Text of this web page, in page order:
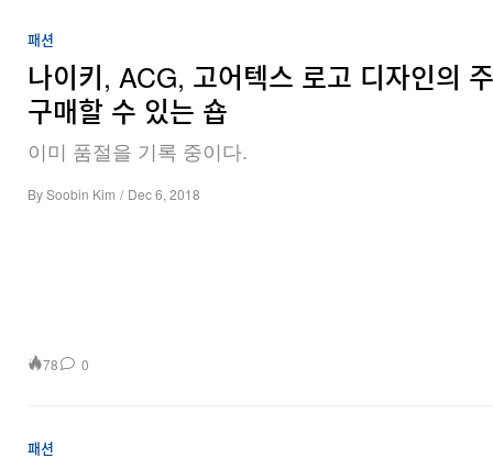
패션
나이키, ACG, 고어텍스 로고 디자인의
구매할 수 있는 숍
이미 품절을 기록 중이다.
BySoobin Kim / Dec 6, 2018
78 0
패션